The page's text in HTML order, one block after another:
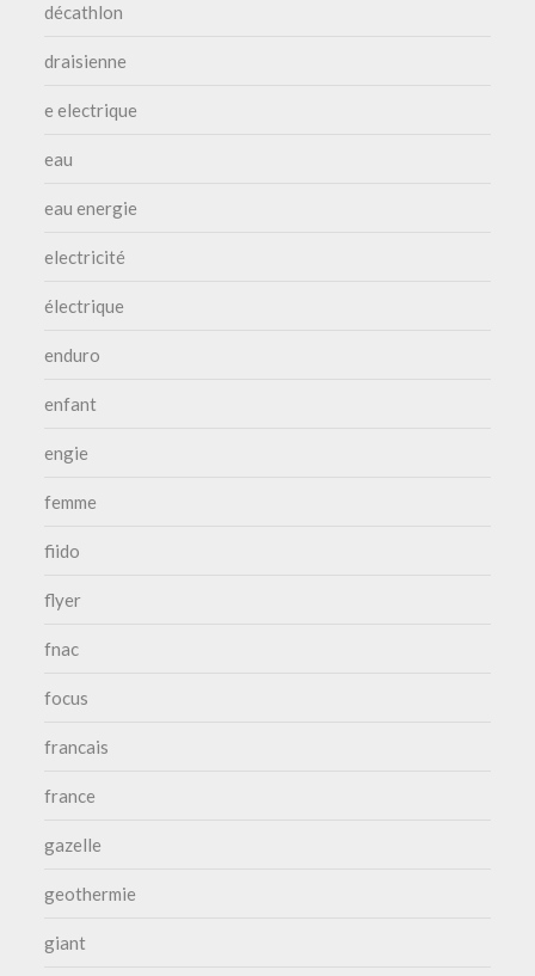
décathlon
draisienne
e electrique
eau
eau energie
electricité
électrique
enduro
enfant
engie
femme
fiido
flyer
fnac
focus
francais
france
gazelle
geothermie
giant